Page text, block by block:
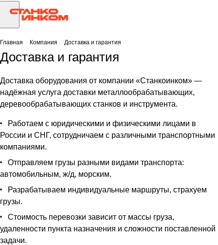
Главная Компания Доставка и гарантия
Доставка и гарантия
Доставка оборудования от компании «Станкоинком» —
надёжная услуга доставки металлообрабатывающих,
деревообрабатывающих станков и инструмента.
Работаем с юридическими и физическими лицами в
России и СНГ, сотрудничаем с различными транспортными
компаниями.
Отправляем грузы разными видами транспорта:
автомобильным, ж/д, морским.
Разрабатываем индивидуальные маршруты, страхуем
грузы.
Стоимость перевозки зависит от массы груза,
удаленности пункта назначения и сложности поставленной
задачи.